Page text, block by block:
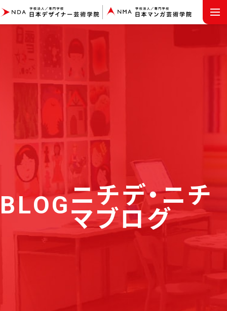
BLOGニチデ・ニチ
マブログ